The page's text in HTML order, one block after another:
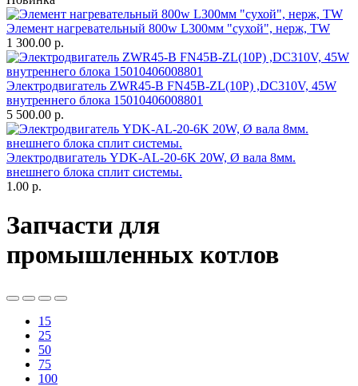
Элемент нагревательный 800w L300мм "сухой", нерж, TW
1 300.00 р.
Электродвигатель ZWR45-B FN45B-ZL(10P) ,DC310V, 45W
внутреннего блока 15010406008801
5 500.00 р.
Электродвигатель YDK-AL-20-6K 20W, Ø вала 8мм.
внешнего блока сплит системы.
1.00 р.
Запчасти для
промышленных котлов
15
25
50
75
100